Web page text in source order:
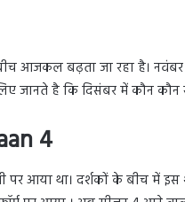
आजकल बढ़ता जा रहा है।
जानते है कि दिसंबर में कौन
4
आया था। दर्शकों के बीच में इस